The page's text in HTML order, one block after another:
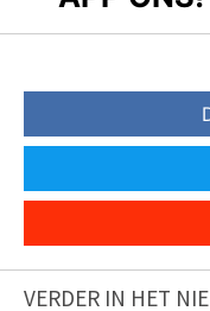
VERDER IN HET